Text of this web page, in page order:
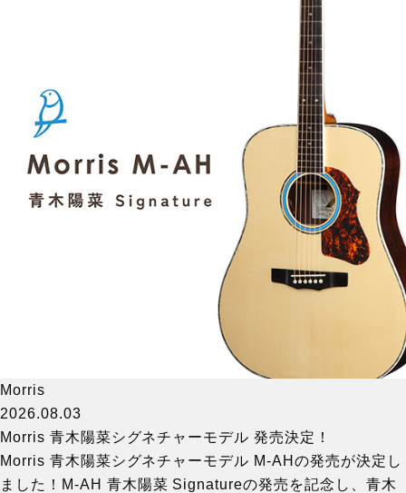
Morris
2026.08.03
Morris 青木陽菜シグネチャーモデル 発売決定！
Morris 青木陽菜シグネチャーモデル M-AHの発売が決定し
ました！M-AH 青木陽菜 Signatureの発売を記念し、青木